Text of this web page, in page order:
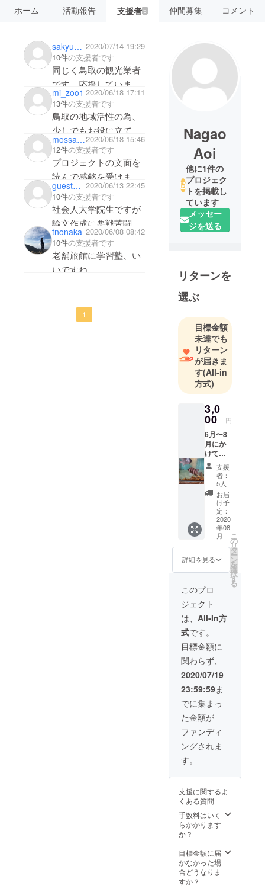
ホーム 活動報告 支援者5 仲間募集 コメント
sakyupara 2020/07/14 19:29
10件の支援者です
同じく鳥取の観光業者
です。応援していま
す！頑張ってくださ
い！
mi_zoo1 2020/06/18 17:11
13件の支援者です
鳥取の地域活性の為、
少しでもお役に立てれ
ば幸いです。毎年、正
月にまつむら旅館さん
には、親戚一同で集
まってます。応援して
います！頑張ってくだ
さい！
mossari4412020/06/18 15:46
12件の支援者です
プロジェクトの文面を
読んで感銘を受けまし
た！☺️少しでも足しに
していただけたらと思
います。応援していま
す！頑張ってくださ
い！
guest25ee4f40a294 2020/06/13 22:45
10件の支援者です
社会人大学院生ですが
論文作成に悪戦苦闘し
てますが、アフターコ
ロナは鳥取の時代だと
確信しました。ピンチ
さい！
tnonaka 2020/06/08 08:42
10件の支援者です
老舗旅館に学習塾、い
いですね。
コロナに負けず頑張っ
1
Nagao
Aoi
他に1件の
プロジェク
トを掲載し
ています
メッセー
ジを送る
リターンを
選ぶ
目標金額
未達でも
リターン
が届きま
す(All-in
方式)
3,0
00 円
6月〜8
月にか
けて、
賀露港
で水揚
げされ
た鮮
魚・魚
介類
を、下
処理し
冷凍し
たもの
をお送
りしま
す。 気
候や船
の状況
によっ
て、獲
れる魚
介の種
類が異
なりま
すが、
数種類
の魚介1
キロ前
後を詰
め合わ
せでお
送りし
ます。※
送料は
しま
たお返
しをお
送りす
る前
に、支
にご連
絡し、
アレル
ギーの
支援
者：
5人
お届
け予
定：
2020
年08
月
詳細を見る
こ
の
リ
タ
ー
ン
を
選
択
す
る
このプロ
ジェクト
は、 All-In方
式です。
目標金額に
関わらず、
2020/07/19
23:59:59ま
でに集まっ
た金額が
ファンディ
ングされま
す。
支援に関するよ
くある質問
手数料はいく
らかかります
か？
目標金額に届
かなかった場
合どうなりま
すか？